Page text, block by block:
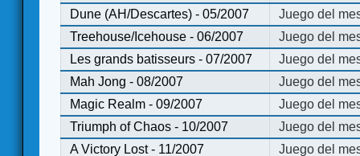
Dune (AH/Descartes) - 05/2007
Juego del
Treehouse/Icehouse - 06/2007
Juego del
Les grands batisseurs - 07/2007
Juego del
Mah Jong - 08/2007
Juego del
Magic Realm - 09/2007
Juego del
Triumph of Chaos - 10/2007
Juego del
A Victory Lost - 11/2007
Juego del